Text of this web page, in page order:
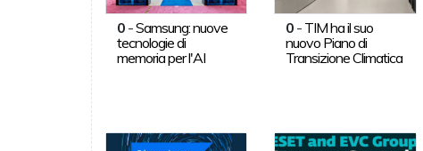
0-Samsung: nuove
tecnologie di
memoria per l'AI
0 - TIM ha il suo
nuovo Piano di
Transizione Climatica